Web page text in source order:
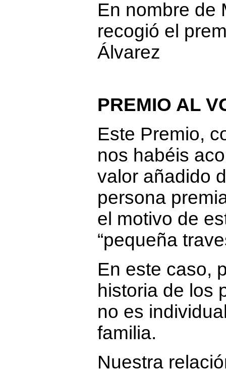
En nombre de
recogió el
Álvarez
PREMIO AL
Este Premio,
nos habéis
valor añadido
persona
el motivo de
“pequeña
En este caso,
historia de los
no es
familia.
Nuestra